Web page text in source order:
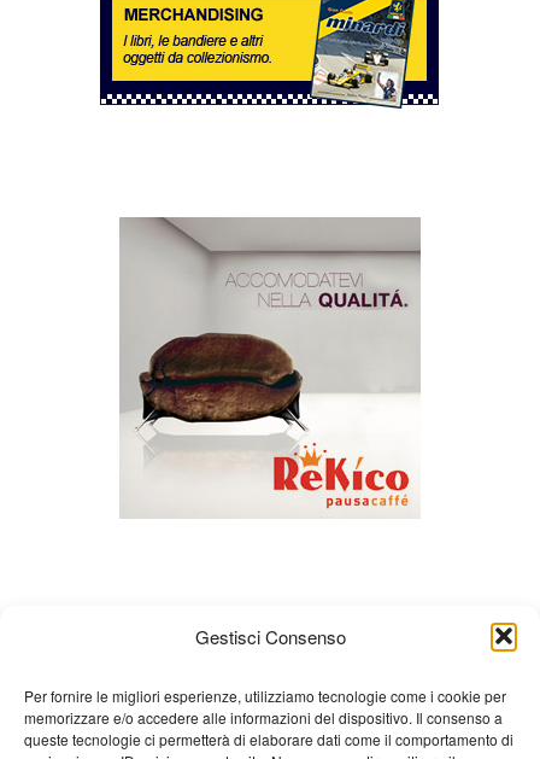
Gestisci Consenso
Per fornire le migliori esperienze, utilizziamo tecnologie come i cookie per
memorizzare e/o accedere alle informazioni del dispositivo. Il consenso a
queste tecnologie ci permetterà di elaborare dati come il comportamento di
Chi siamo Gian Carlo Minardi
Gear